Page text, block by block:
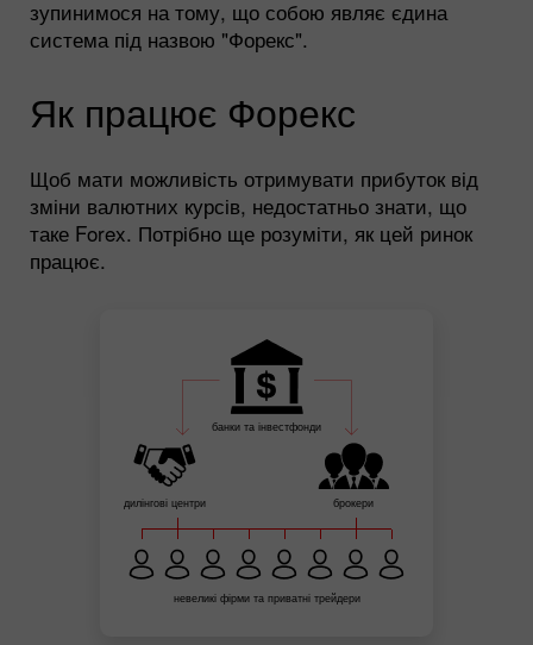
зупинимося на тому, що собою являє єдина
система під назвою "Форекс".
Як працює Форекс
Щоб мати можливість отримувати прибуток від
зміни валютних курсів, недостатньо знати, що
таке Forex. Потрібно ще розуміти, як цей ринок
працює.
банки та інвестфонди
дилінгові центри брокери
невеликі фірми та приватні трейдери